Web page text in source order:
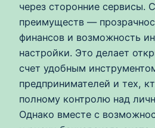
через сторонние сервисы.
преимуществ —
финансов и возможность
настройки. Это делает
счет удобным
предпринимателей и тех,
полному контролю над
Однако вместе с